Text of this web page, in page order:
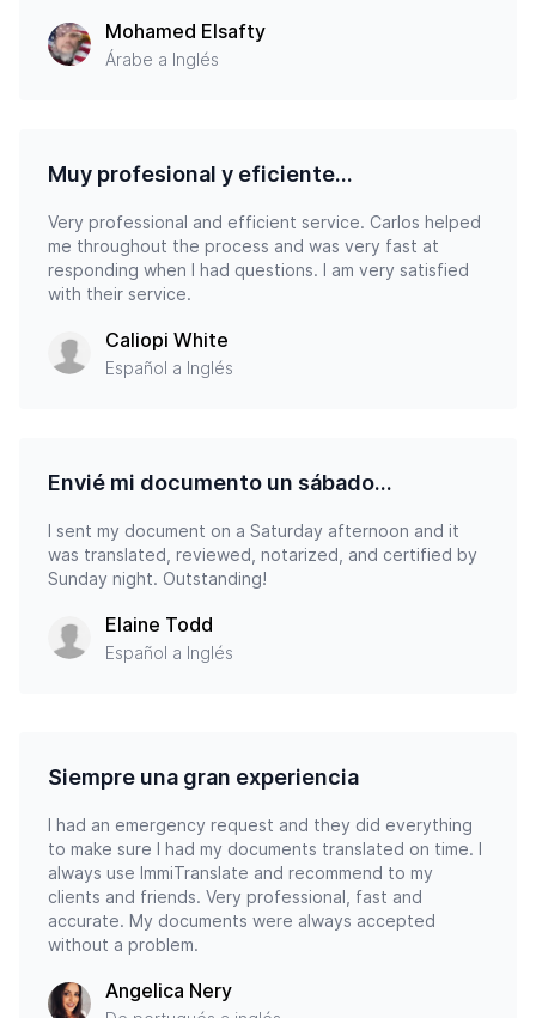
Mohamed Elsafty
Árabe a Inglés
Muy profesional y eficiente...
Very professional and efficient service. Carlos helped
me throughout the process and was very fast at
responding when I had questions. I am very satisfied
with their service.
Caliopi White
Español a Inglés
Envié mi documento un sábado...
I sent my document on a Saturday afternoon and it
was translated, reviewed, notarized, and certified by
Sunday night. Outstanding!
Elaine Todd
Español a Inglés
Siempre una gran experiencia
I had an emergency request and they did everything
to make sure I had my documents translated on time. I
always use ImmiTranslate and recommend to my
clients and friends. Very professional, fast and
accurate. My documents were always accepted
without a problem.
Angelica Nery